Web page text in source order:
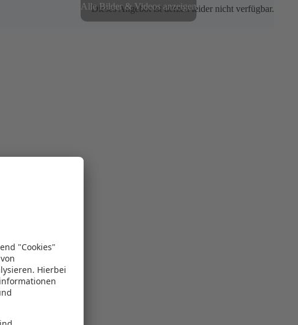
Alle Bilder & Videos anzeigen
Dieses Angebot ist derzeit leider nicht verfügbar.